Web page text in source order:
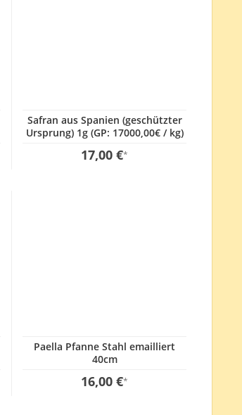
Safran aus Spanien (geschützter
Ursprung) 1g (GP: 17000,00€ / kg)
17,00 €*
Paella Pfanne Stahl emailliert
40cm
16,00 €*